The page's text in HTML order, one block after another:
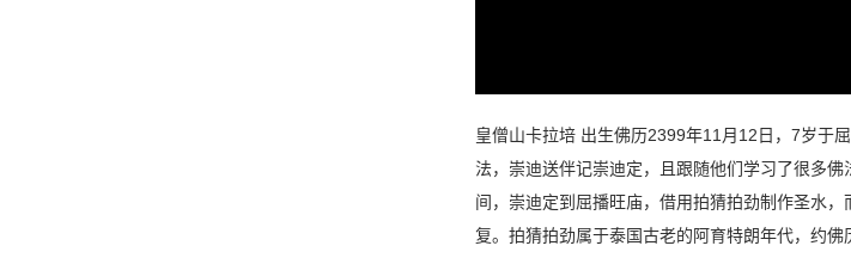
皇僧山卡拉培 出生佛历2399年11月12日，7岁于
法，崇迪送伴记崇迪定，且跟随他们学习了很多
间，崇迪定到屈播旺庙，借用拍猜拍劲制作圣水
复。拍猜拍劲属于泰国古老的阿育特朗年代，约